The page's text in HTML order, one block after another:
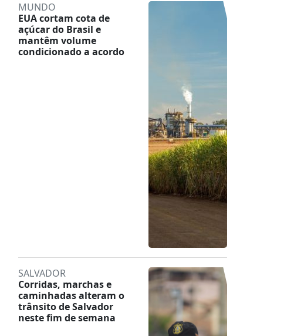
MUNDO
EUA cortam cota de
açúcar do Brasil e
mantêm volume
condicionado a acordo
SALVADOR
Corridas, marchas e
caminhadas alteram o
trânsito de Salvador
neste fim de semana